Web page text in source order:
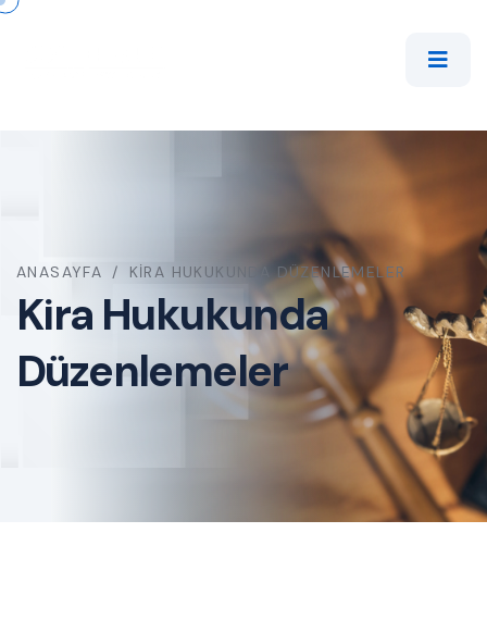
ANASAYFA / KIRA HUKUKUNDA DÜZENLEMELER
Kira Hukukunda
Düzenlemeler